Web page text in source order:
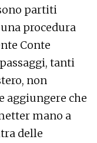
partiti
procedura
Conte
tanti
non
aggiungere che
mano a
delle